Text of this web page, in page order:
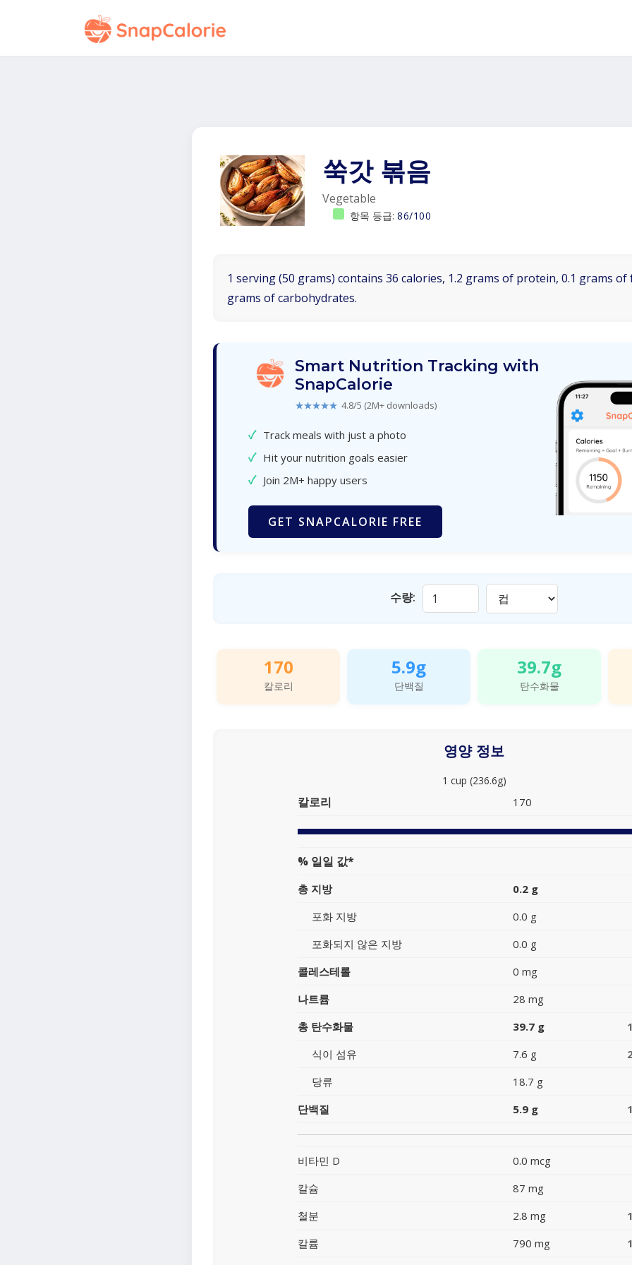
쑥갓 볶음
Vegetable
항목 등급: 86/100
1 serving (50 grams) contains 36 calories, 1.2 grams of protein, 0.1 grams of
grams of carbohydrates.
Smart Nutrition Tracking with
SnapCalorie
★★★★★ 4.8/5 (2M+ downloads)
✓ Track meals with just a photo
✓ Hit your nutrition goals easier
✓ Join 2M+ happy users
GET SNAPCALORIE FREE
수량:
170
칼로리
5.9g
단백질
39.7g
탄수화물
영양 정보
1 cup (236.6g)
칼로리 170
% 일일 값*
총 지방
0.2 g
포화 지방
0.0 g
포화되지 않은 지방
0.0 g
콜레스테롤
0 mg
나트륨
28 mg
총 탄수화물
39.7 g
식이 섬유
7.6 g
당류
18.7 g
단백질
5.9 g
비타민 D
0.0 mcg
칼슘
87 mg
철분
2.8 mg
칼륨
790 mg